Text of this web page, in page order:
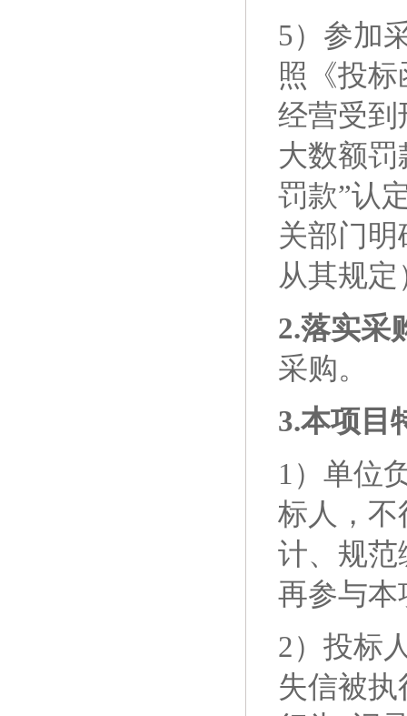
5）参加
照《投
经营受到
大数额
罚款”认
关部门明
从其规定
2.落实采
采购。
3.本项目
1）单位
标人 ，
计、规范
再参与本
2） 投标
失信被